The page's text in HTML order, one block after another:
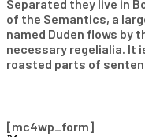
Separated they live in
of the Semantics, a
named Duden flows by
necessary regelialia. It
roasted parts of
[mc4wp_form]